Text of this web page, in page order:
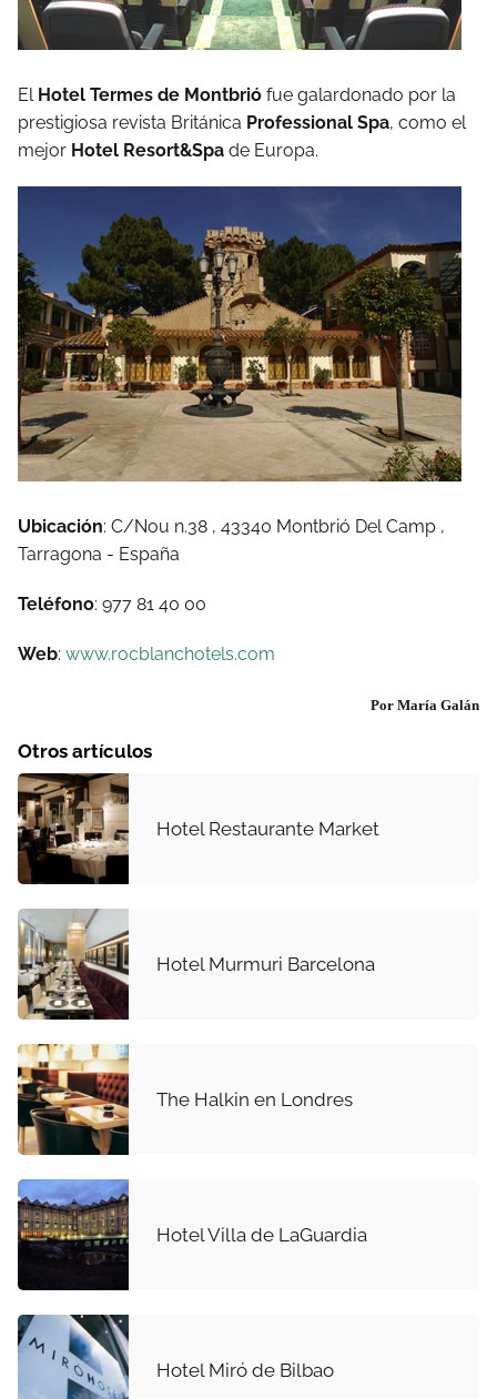
El Hotel Termes de Montbrió fue galardonado por la
prestigiosa revista Británica Professional Spa, como el
mejor Hotel Resort&Spa de Europa.
Ubicación: C/Nou n.38 , 43340 Montbrió Del Camp ,
Tarragona - España
Teléfono: 977 81 40 00
Web: www.rocblanchotels.com
Por María Galán
Otros artículos
Hotel Restaurante Market
Hotel Murmuri Barcelona
The Halkin en Londres
Hotel Villa de LaGuardia
Hotel Miró de Bilbao